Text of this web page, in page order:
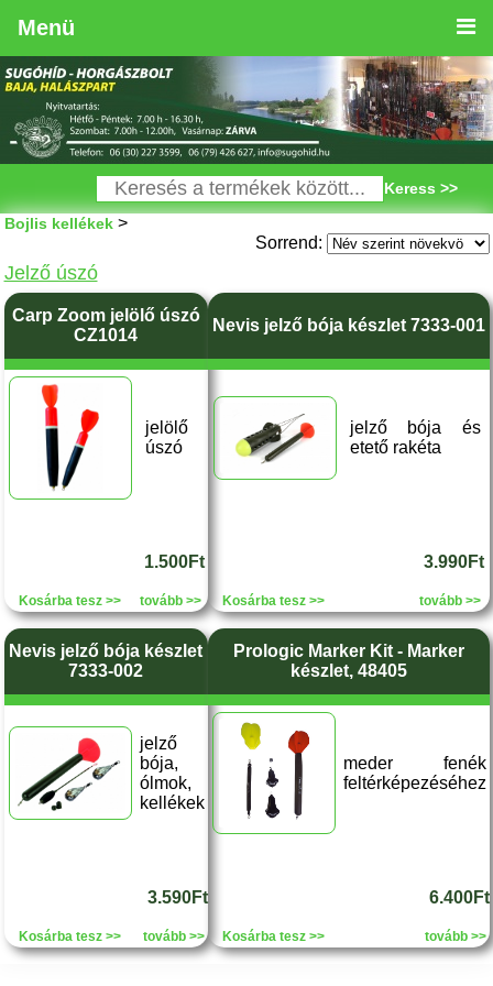
Menü
Keress >>
Bojlis kellékek>
Sorrend:
Jelző úszó
Carp Zoom jelölő úszó
CZ1014
jelölő
úszó
1.500Ft
Kosárba tesz >> tovább >>
Nevis jelző bója készlet 7333-001
jelző bója és
etető rakéta
3.990Ft
Kosárba tesz >> tovább >>
Nevis jelző bója készlet
7333-002
jelző
bója,
ólmok,
kellékek
3.590Ft
Kosárba tesz >> tovább >>
Prologic Marker Kit - Marker
készlet, 48405
meder fenék
feltérképezéséhez
6.400Ft
Kosárba tesz >> tovább >>